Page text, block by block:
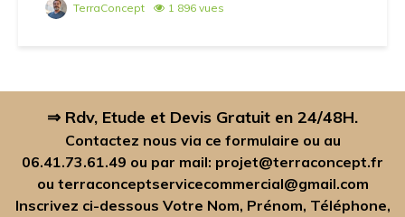
TerraConcept 1 896 vues
⇒ Rdv, Etude et Devis Gratuit en 24/48H.
Contactez nous via ce formulaire ou au
06.41.73.61.49 ou par mail: projet@terraconcept.fr
ou terraconceptservicecommercial@gmail.com
Inscrivez ci-dessous Votre Nom, Prénom, Téléphone,